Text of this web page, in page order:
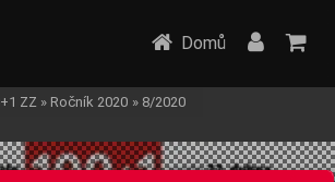
Domů
ZZ » Ročník 2020 » 8/2020